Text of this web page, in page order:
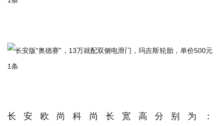
长安欧尚科尚长宽高分别为：